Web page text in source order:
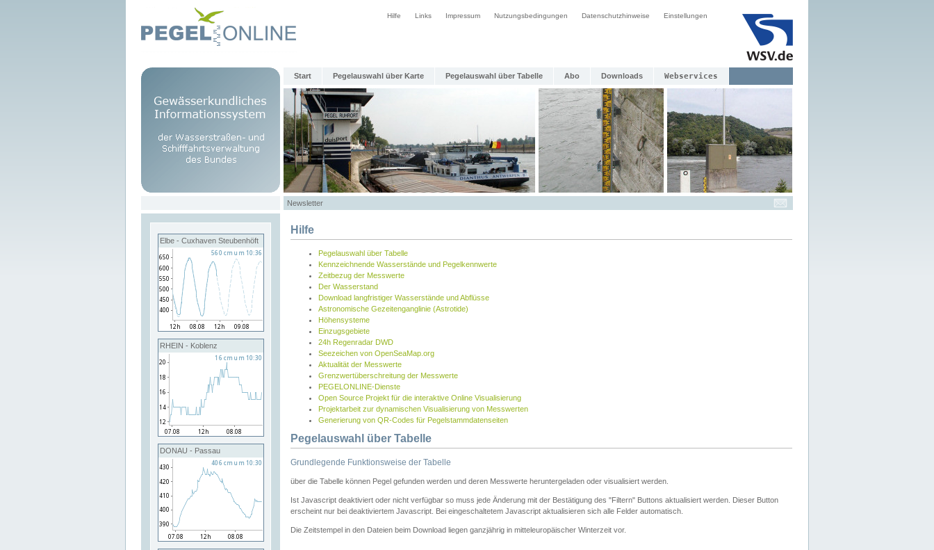
Hilfe Links Impressum Nutzungsbedingungen Datenschutzhinweise Einstellungen
Start Pegelauswahl über Karte Pegelauswahl über Tabelle Abo Downloads Webservices
Newsletter
Elbe - Cuxhaven Steubenhöft
RHEIN - Koblenz
DONAU - Passau
Hilfe
Pegelauswahl über Tabelle
Kennzeichnende Wasserstände und Pegelkennwerte
Zeitbezug der Messwerte
Der Wasserstand
Download langfristiger Wasserstände und Abflüsse
Astronomische Gezeitenganglinie (Astrotide)
Höhensysteme
Einzugsgebiete
24h Regenradar DWD
Seezeichen von OpenSeaMap.org
Aktualität der Messwerte
Grenzwertüberschreitung der Messwerte
PEGELONLINE-Dienste
Open Source Projekt für die interaktive Online Visualisierung
Projektarbeit zur dynamischen Visualisierung von Messwerten
Generierung von QR-Codes für Pegelstammdatenseiten
Pegelauswahl über Tabelle
Grundlegende Funktionsweise der Tabelle
über die Tabelle können Pegel gefunden werden und deren Messwerte heruntergeladen oder visualisiert werden.
Ist Javascript deaktiviert oder nicht verfügbar so muss jede Änderung mit der Bestätigung des "Filtern" Buttons aktualisiert werden. Dieser Button
erscheint nur bei deaktiviertem Javascript. Bei eingeschaltetem Javascript aktualisieren sich alle Felder automatisch.
Die Zeitstempel in den Dateien beim Download liegen ganzjährig in mitteleuropäischer Winterzeit vor.